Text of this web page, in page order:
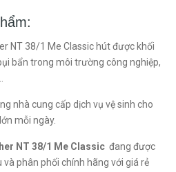
NT 38/1 Me Classic hút được khối
bẩn trong môi trường công nghiệp,
nhà cung cấp dịch vụ vệ sinh cho
mỗi ngày.
NT 38/1 Me Classic đang được
và phân phối chính hãng với giá rẻ